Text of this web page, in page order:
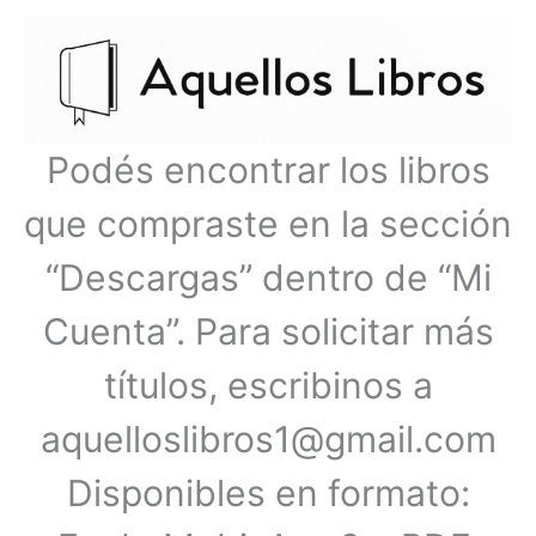
Podés encontrar los libros
que compraste en la sección
“Descargas” dentro de “Mi
Cuenta”. Para solicitar más
títulos, escribinos a
aquelloslibros1@gmail.com
Disponibles en formato:
principal